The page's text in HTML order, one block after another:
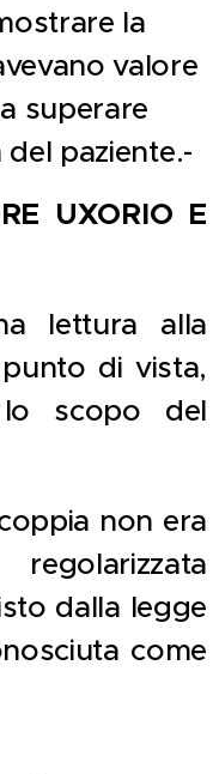
la
valore
superare
paziente.-
UXORIO E
lettura alla
di vista,
scopo del
non era
dalla legge
come